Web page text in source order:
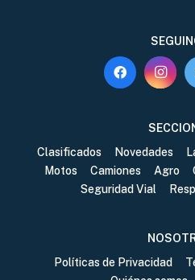
Clasificados
Novedades
Motos
Camiones Agro
Seguridad Vial
Políticas de Privacidad